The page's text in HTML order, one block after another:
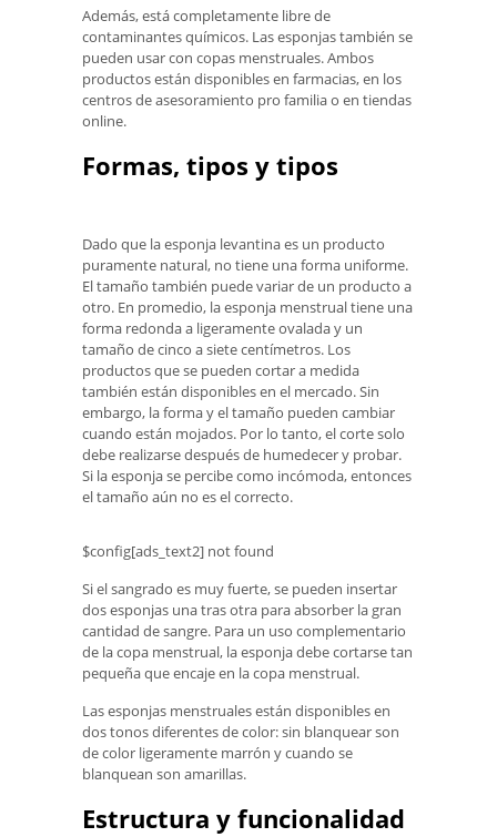
Además, está completamente libre de
contaminantes químicos. Las esponjas también se
pueden usar con copas menstruales. Ambos
productos están disponibles en farmacias, en los
centros de asesoramiento pro familia o en tiendas
online.
Formas, tipos y tipos
Dado que la esponja levantina es un producto
puramente natural, no tiene una forma uniforme.
El tamaño también puede variar de un producto a
otro. En promedio, la esponja menstrual tiene una
forma redonda a ligeramente ovalada y un
tamaño de cinco a siete centímetros. Los
productos que se pueden cortar a medida
también están disponibles en el mercado. Sin
embargo, la forma y el tamaño pueden cambiar
cuando están mojados. Por lo tanto, el corte solo
debe realizarse después de humedecer y probar.
Si la esponja se percibe como incómoda, entonces
el tamaño aún no es el correcto.
$config[ads_text2] not found
Si el sangrado es muy fuerte, se pueden insertar
dos esponjas una tras otra para absorber la gran
cantidad de sangre. Para un uso complementario
de la copa menstrual, la esponja debe cortarse tan
pequeña que encaje en la copa menstrual.
Las esponjas menstruales están disponibles en
dos tonos diferentes de color: sin blanquear son
de color ligeramente marrón y cuando se
blanquean son amarillas.
Estructura y funcionalidad